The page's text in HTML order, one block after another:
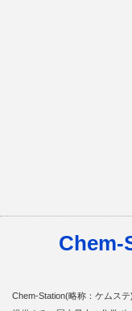
Chem-
Chem-Station(略称：ケムス